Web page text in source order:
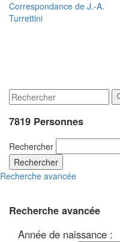
Correspondance de J.-A.
Turrettini
7819 Personnes
Rechercher
Rechercher
Recherche avancée
Recherche avancée
Année de naissance :